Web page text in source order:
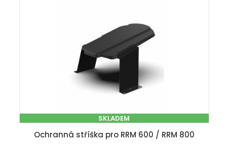
SKLADEM
Ochranná stříška pro RRM 600 / RRM 800